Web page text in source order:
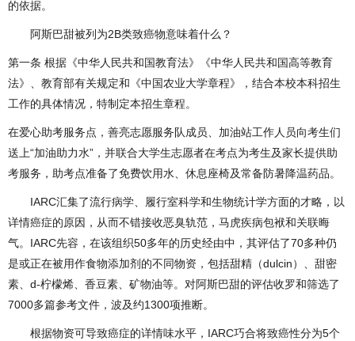
的依据。
阿斯巴甜被列为2B类致癌物意味着什么？
第一条 根据《中华人民共和国教育法》《中华人民共和国高等教育
法》、教育部有关规定和《中国农业大学章程》，结合本校本科招生
工作的具体情况，特制定本招生章程。
在爱心助考服务点，善亮志愿服务队成员、加油站工作人员向考生们
送上“加油助力水”，并联合大学生志愿者在考点为考生及家长提供助
考服务，助考点准备了免费饮用水、休息座椅及常备防暑降温药品。
IARC汇集了流行病学、履行室科学和生物统计学方面的才略，以
详情癌症的原因，从而不错接收恶臭轨范，马虎疾病包袱和关联晦
气。IARC先容，在该组织50多年的历史经由中，其评估了70多种仍
是或正在被用作食物添加剂的不同物资，包括甜精（dulcin）、甜密
素、d-柠檬烯、香豆素、矿物油等。对阿斯巴甜的评估收罗和筛选了
7000多篇参考文件，波及约1300项推断。
根据物资可导致癌症的详情味水平，IARC巧合将致癌性分为5个